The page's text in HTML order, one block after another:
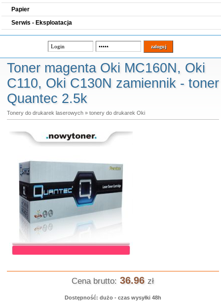
Papier
Serwis - Eksploatacja
Toner magenta Oki MC160N, Oki
C110, Oki C130N zamiennik - toner
Quantec 2.5k
Tonery do drukarek laserowych» tonery do drukarek Oki
Cena brutto: 36.96 zł
Dostępność: dużo - czas wysyłki 48h